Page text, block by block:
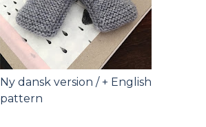
Ny dansk version / + English
pattern